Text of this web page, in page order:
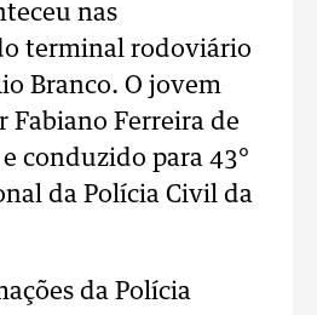
nas
terminal rodoviário
Branco. O jovem
Fabiano Ferreira de
conduzido para 43°
da Polícia Civil da
da Polícia